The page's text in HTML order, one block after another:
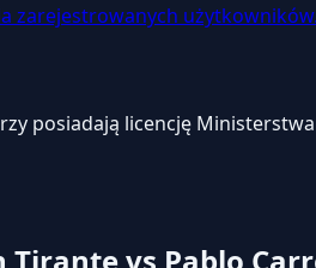
zarejestrowanych użytkowników.
posiadają licencję
vs Pablo